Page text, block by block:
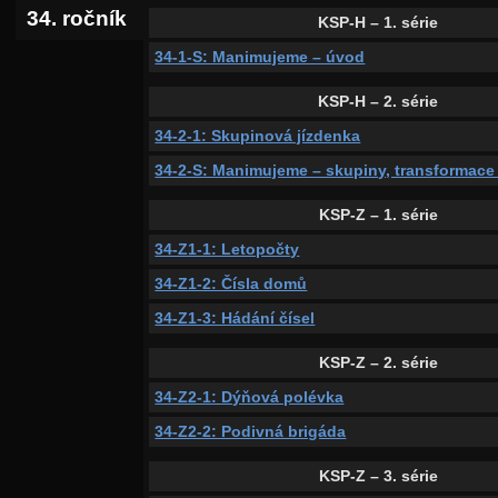
34. ročník
KSP-H – 1. série
34-1-S: Manimujeme – úvod
KSP-H – 2. série
34-2-1: Skupinová jízdenka
34-2-S: Manimujeme – skupiny,
KSP-Z – 1. série
34-Z1-1: Letopočty
34-Z1-2: Čísla domů
34-Z1-3: Hádání čísel
KSP-Z – 2. série
34-Z2-1: Dýňová polévka
34-Z2-2: Podivná brigáda
KSP-Z – 3. série